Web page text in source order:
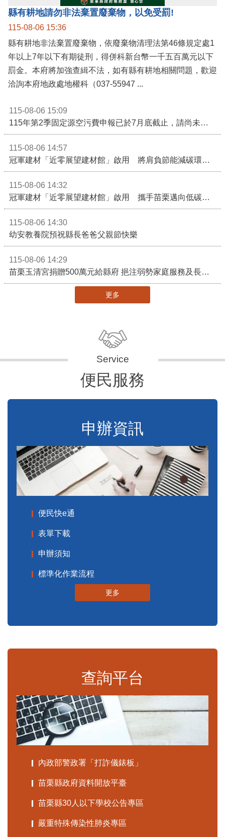
縣有耕地請勿非法棄置廢棄物，以免受罰!
115-08-06 15:36
縣有耕地非法棄置廢棄物，依廢棄物清理法第46條規定處1
年以上7年以下有期徒刑，得併科新台幣一千五百萬元以下
罰金。本府將加強查緝不法，如有縣有耕地相關問題，歡迎
洽詢本府地政處地權科（037-55947 ...
115-08-06 15:09
115年第2季固定源空污費申報已於7月底截止，請尚未申報公私場所儘速完成申繳，以免面臨滯納金及罰鍰!
115-08-06 14:57
冠軍建材「近零展望建材館」啟用 將肩負節能減碳環境教育重任
115-08-06 14:32
冠軍建材「近零展望建材館」啟用 攜手苗栗邁向低碳建築新未來
115-08-06 14:30
幼安教養院預祝縣長爸爸父親節快樂
115-08-06 14:29
苗栗玉清宮捐贈500萬元給縣府 挹注弱勢家庭服務及長照醫療資源
更多
便民服務
申辦資訊
便民快e通
表單下載
申辦須知
標準化作業流程
更多
查詢平台
內政部警政署「打詐儀錶板」
苗栗縣政府資料開放平臺
苗栗縣30人以下學校公告專區
嚴重特殊傳染性肺炎專區